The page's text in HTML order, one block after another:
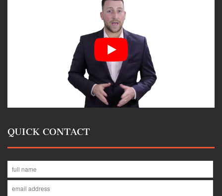
QUICK CONTACT